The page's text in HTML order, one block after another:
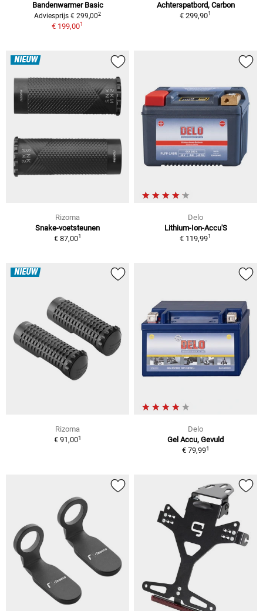
Bandenwarmer Basic
Adviesprijs € 299,002
€ 199,001
Achterspatbord, Carbon
€ 299,901
NIEUW
Rizoma
Snake-voetsteunen
€ 87,001
Delo
Lithium-Ion-Accu'S
€ 119,991
NIEUW
Rizoma
€ 91,001
Delo
Gel Accu, Gevuld
€ 79,991